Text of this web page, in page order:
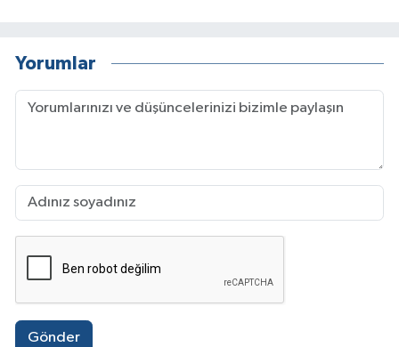
Yorumlar
Gönder